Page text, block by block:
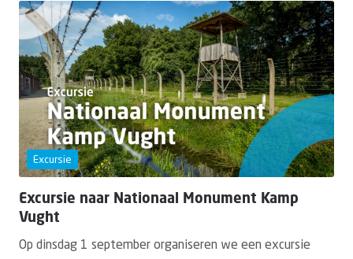
Excursie
Excursie naar Nationaal Monument Kamp
Vught
Op dinsdag 1 september organiseren we een excursie